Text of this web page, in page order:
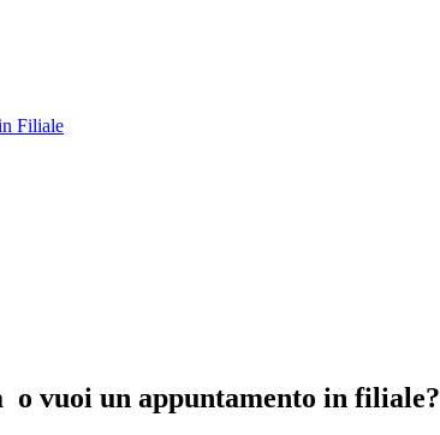
Filiale
o vuoi un appuntamento in filiale?